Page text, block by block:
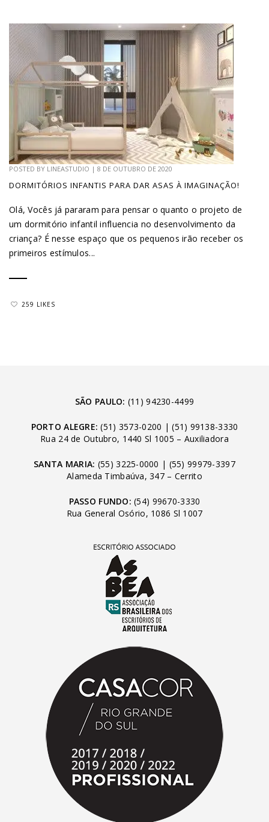
POSTED BY LINEASTUDIO | 8 DE OUTUBRO DE 2020
DORMITÓRIOS INFANTIS PARA DAR ASAS À IMAGINAÇÃO!
Olá, Vocês já pararam para pensar o quanto o projeto de
um dormitório infantil influencia no desenvolvimento da
criança? É nesse espaço que os pequenos irão receber os
primeiros estímulos...
259 LIKES
SÃO PAULO: (11) 94230-4499
PORTO ALEGRE: (51) 3573-0200 |(51) 99138-3330
Rua 24 de Outubro, 1440 Sl 1005 – Auxiliadora
SANTA MARIA: (55) 3225-0000 | (55) 99979-3397
Alameda Timbaúva, 347 – Cerrito
PASSO FUNDO: (54) 99670-3330
Rua General Osório, 1086 Sl 1007